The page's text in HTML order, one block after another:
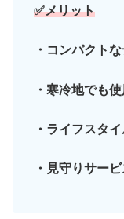
✅メリット
・コンパクト
・寒冷地でも
・ライフスタ
・見守りサー